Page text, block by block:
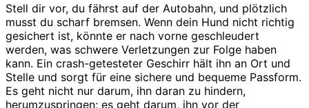
Stell dir vor, du fährst auf der Autobahn, und plötzlich
musst du scharf bremsen. Wenn dein Hund nicht richtig
gesichert ist, könnte er nach vorne geschleudert
werden, was schwere Verletzungen zur Folge haben
kann. Ein crash-getesteter Geschirr hält ihn an Ort und
Stelle und sorgt für eine sichere und bequeme Passform.
Es geht nicht nur darum, ihn daran zu hindern,
herumzuspringen; es geht darum, ihn vor der